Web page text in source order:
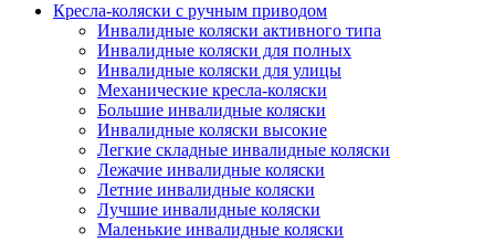
Кресла-коляски с ручным приводом
Инвалидные коляски активного типа
Инвалидные коляски для полных
Инвалидные коляски для улицы
Механические кресла-коляски
Большие инвалидные коляски
Инвалидные коляски высокие
Легкие складные инвалидные коляски
Лежачие инвалидные коляски
Летние инвалидные коляски
Лучшие инвалидные коляски
Маленькие инвалидные коляски